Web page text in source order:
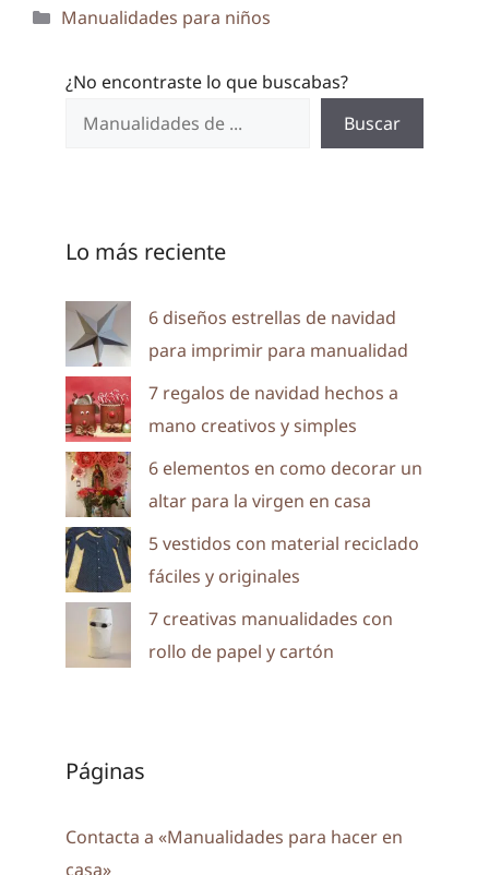
Categorías
Manualidades para niños
¿No encontraste lo que buscabas?
Buscar
Lo más reciente
6 diseños estrellas de navidad
para imprimir para manualidad
7 regalos de navidad hechos a
mano creativos y simples
6 elementos en como decorar un
altar para la virgen en casa
5 vestidos con material reciclado
fáciles y originales
7 creativas manualidades con
rollo de papel y cartón
Páginas
Contacta a «Manualidades para hacer en
casa»